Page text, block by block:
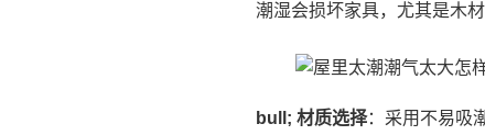
潮湿会损坏家具，尤其是木材
bull; 材质选择：采用不易吸